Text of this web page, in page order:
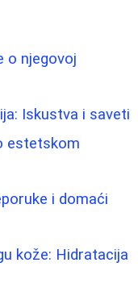
o njegovoj
Iskustva i saveti
estetskom
i domaći
kože: Hidratacija